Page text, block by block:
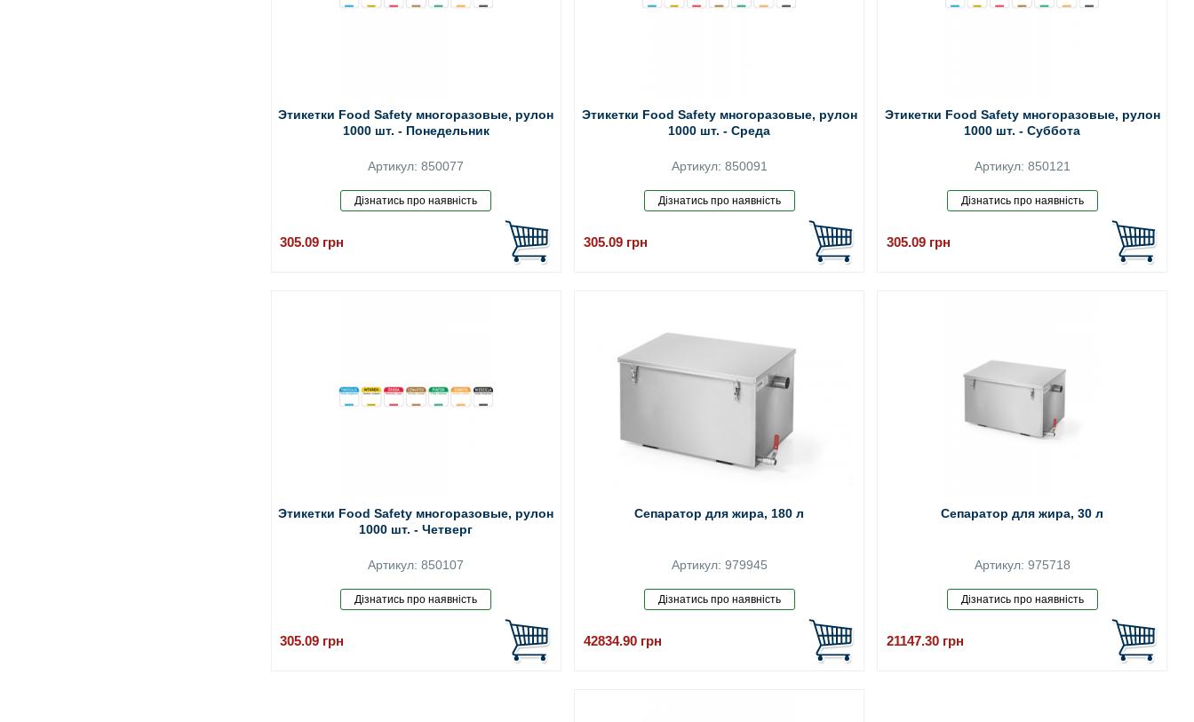
Этикетки Food Safety многоразовые, рулон
1000 шт. - Понедельник
Артикул: 850077
305.09 грн
Этикетки Food Safety многоразовые, рулон
1000 шт. - Среда
Артикул: 850091
305.09 грн
Этикетки Food Safety многоразовые, рулон
1000 шт. - Суббота
Артикул: 850121
305.09 грн
Этикетки Food Safety многоразовые, рулон
1000 шт. - Четверг
Артикул: 850107
305.09 грн
Сепаратор для жира, 180 л
Артикул: 979945
42834.90 грн
Сепаратор для жира, 30 л
Артикул: 975718
21147.30 грн